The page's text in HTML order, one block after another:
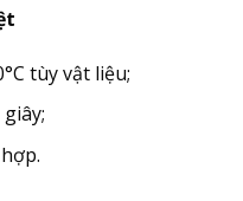
tùy vật liệu;